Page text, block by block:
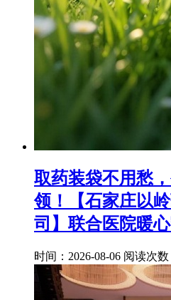
取药装袋不用愁
领！【石家庄以
司】联合医院暖
时间：2026-08-06 阅读次数